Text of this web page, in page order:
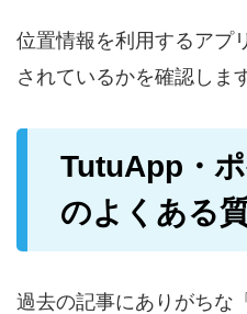
位置情報を利用するアプ
されているかを確認しま
TutuApp・
のよくある
過去の記事にありがちな